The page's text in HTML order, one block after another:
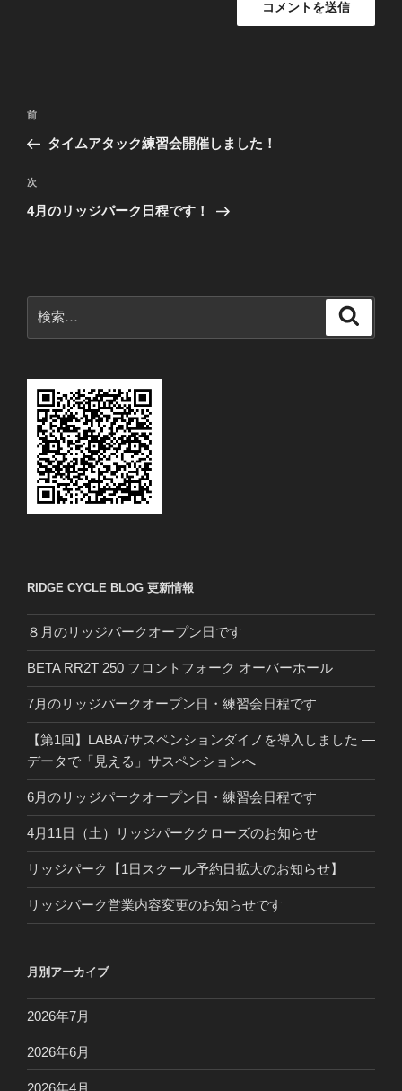
投
ビ
ゲ
ン
前
の
稿
前
タイムアタック練習会開催しました！
次
の
次
4月のリッジパーク日程です！
索:
RIDGE CYCLE BLOG 更新情報
８月のリッジパークオープン日です
BETA RR2T 250 フロントフォーク オーバーホール
7月のリッジパークオープン日・練習会日程です
【第1回】LABA7サスペンションダイノを導入しました ―
データで「見える」サスペンションへ
6月のリッジパークオープン日・練習会日程です
4月11日（土）リッジパーククローズのお知らせ
リッジパーク【1日スクール予約日拡大のお知らせ】
リッジパーク営業内容変更のお知らせです
月別アーカイブ
2026年7月
2026年6月
2026年4月